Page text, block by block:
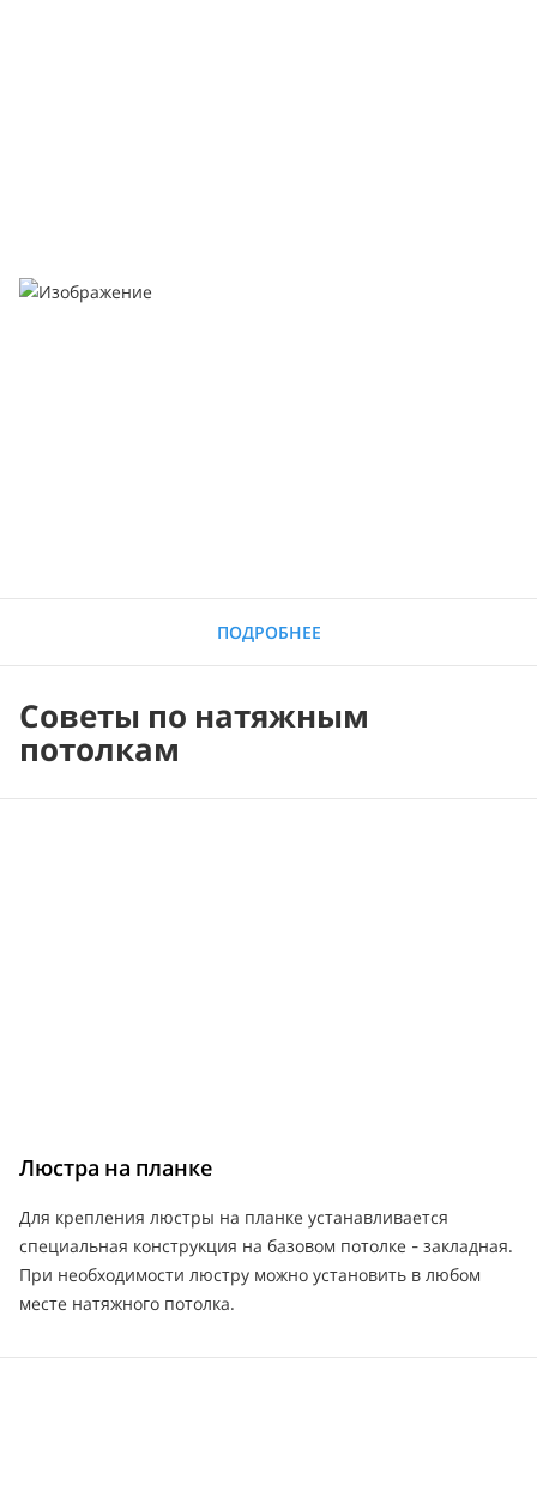
ПОДРОБНЕЕ
Советы по натяжным
потолкам
Люстра на планке
Для крепления люстры на планке устанавливается
специальная конструкция на базовом потолке - закладная.
При необходимости люстру можно установить в любом
месте натяжного потолка.